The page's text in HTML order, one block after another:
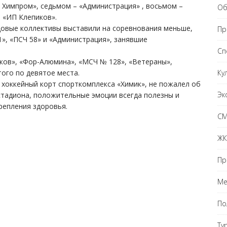
седьмом – «Администрация» , восьмом –
Клепиков».
коллективы выставили на соревнования меньше,
«ПСЧ 58» и «Администрация», занявшие
«Фор-Алюмина», «МСЧ № 128», «Ветераны»,
по девятое места.
корт спорткомплекса «Химик», не пожалел об
положительные эмоции всегда полезны и
здоровья.